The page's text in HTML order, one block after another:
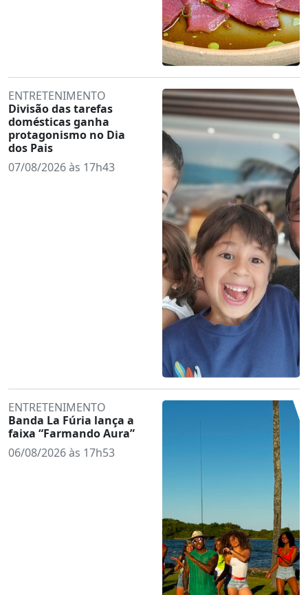
ENTRETENIMENTO
Divisão das tarefas
domésticas ganha
protagonismo no Dia
dos Pais
07/08/2026 às 17h43
ENTRETENIMENTO
Banda La Fúria lança a
faixa “Farmando Aura”
06/08/2026 às 17h53